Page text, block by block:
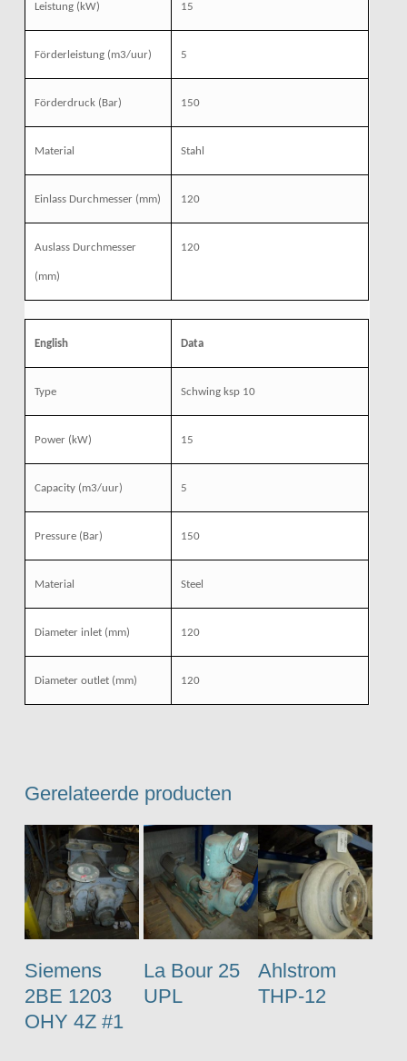
Leistung(kW) 15
Förderleistung(m3/uur) 5
Förderdruck(Bar) 150
Material Stahl
Einlass Durchmesser(mm) 120
Auslass Durchmesser
(mm)
120
English Data
Type Schwing ksp 10
Power(kW) 15
Capacity(m3/uur) 5
Pressure(Bar) 150
Material Steel
Diameter inlet(mm) 120
Diameter outlet(mm) 120
Gerelateerde producten
Siemens
2BE 1203
OHY 4Z #1
La Bour 25
UPL
Ahlstrom
THP-12